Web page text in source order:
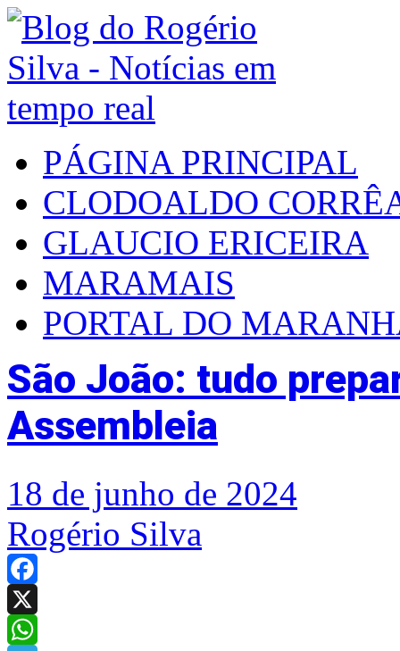
PÁGINA PRINCIPAL
CLODOALDO
GLAUCIO ERICEIRA
MARAMAIS
PORTAL DO
São João: tudo
Assembleia
18 de junho de 2024
Rogério Silva
Facebook
X